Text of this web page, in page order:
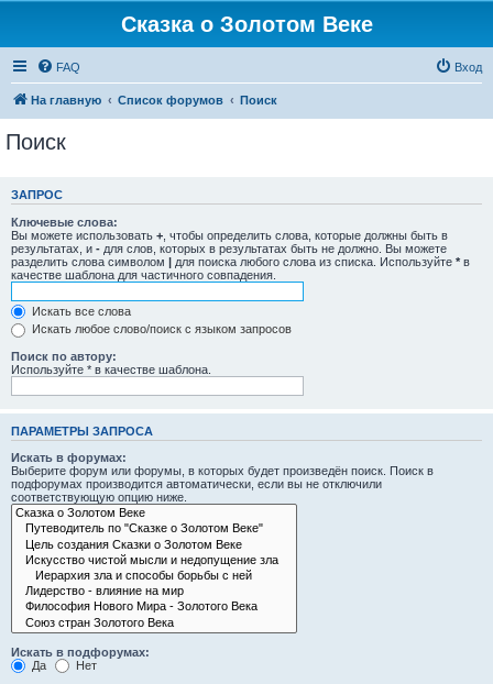
Сказка о Золотом Веке
FAQ Вход
На главную Список форумов Поиск
Поиск
ЗАПРОС
Ключевые слова:
Вы можете использовать + , чтобы определить слова, которые должны быть в
результатах, и - для слов, которых в результатах быть не должно. Вы можете
разделить слова символом | для поиска любого слова из списка. Используйте * в
качестве шаблона для частичного совпадения.
Искать все слова
Искать любое слово/поиск с языком запросов
Поиск по автору:
Используйте * в качестве шаблона.
ПАРАМЕТРЫ ЗАПРОСА
Искать в форумах:
Выберите форум или форумы, в которых будет произведён поиск. Поиск в
подфорумах производится автоматически, если вы не отключили
соответствующую опцию ниже.
Искать в подфорумах:
Да
Нет